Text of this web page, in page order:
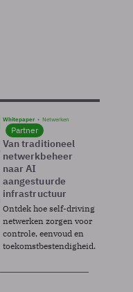
BIO2,
Whitepaper Netwerken
Partner
Van traditioneel
netwerkbeheer
naar AI
aangestuurde
infrastructuur
Ontdek hoe self-driving
netwerken zorgen voor
controle, eenvoud en
toekomstbestendigheid.